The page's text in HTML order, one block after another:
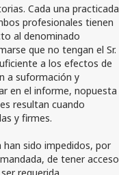
Cada una practicada
profesionales tienen
al denominado
que no tengan el Sr.
a los efectos de
a suformación y
en el informe, nopuesta
resultan cuando
y firmes.
sido impedidos, por
de tener acceso
requerida